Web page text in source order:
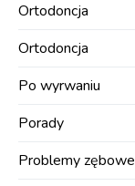
Ortodoncja
Ortodoncja
Po wyrwaniu
Porady
Problemy zębowe